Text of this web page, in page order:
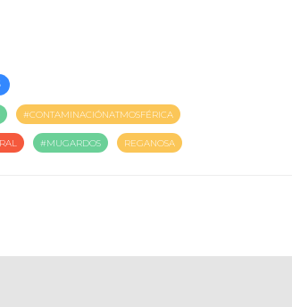
#CONTAMINACIÓNATMOSFÉRICA
#MUGARDOS REGANOSA